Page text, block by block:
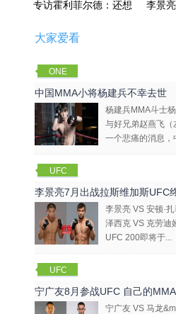
专访霍利菲尔德：还想再和泰森
李景
大家爱看
ONE
Champions
hip
中国MMA小将杨建兵不幸去世
杨建兵MMA斗士
与好兄弟赵燕飞（
一个悲痛的消息，
UFC
李景亮7月出战拉斯维加斯UFC
李景亮 VS 安顿·
泽西克 VS 克劳迪
UFC 200即将于...
UFC
宁广友8月参战UFC 自己的
宁广友 VS 马龙